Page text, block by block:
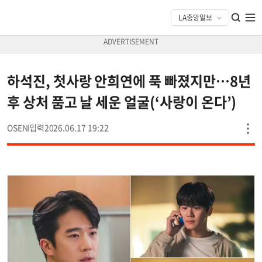
하석진, 첫사랑 안희연에 푹 빠졌지만…8년
후 상처 품고 날 세운 얼굴(‘사랑이 온다’)
OSEN 2026.06.17 19:22